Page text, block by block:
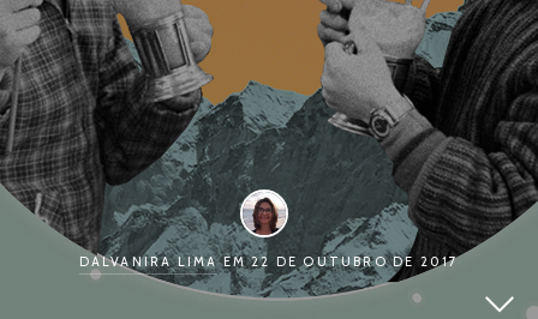
DALVANIRA LIMAEM 22 DE OUTUBRO DE 2017